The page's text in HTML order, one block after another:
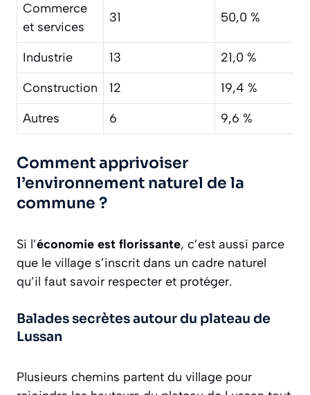
Commerce
et services
31 50,0 %
Industrie 13
21,0 %
Construction
12
19,4 %
Autres
6 9,6 %
Comment apprivoiser
l’environnement naturel de la
commune ?
Si l’économie est florissante, c’est aussi parce
que le village s’inscrit dans un cadre naturel
qu’il faut savoir respecter et protéger.
Balades secrètes autour du plateau de
Lussan
Plusieurs chemins partent du village pour